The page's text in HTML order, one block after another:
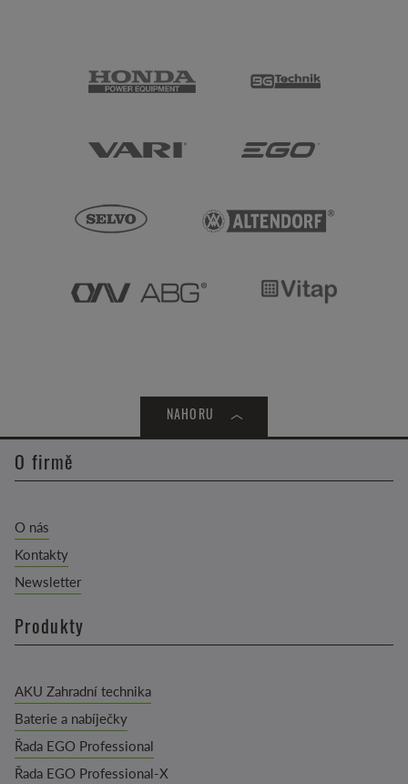
NAHORU
O firmě
O nás
Kontakty
Newsletter
Produkty
AKU Zahradní technika
Baterie a nabíječky
Řada EGO Professional
Řada EGO Professional-X